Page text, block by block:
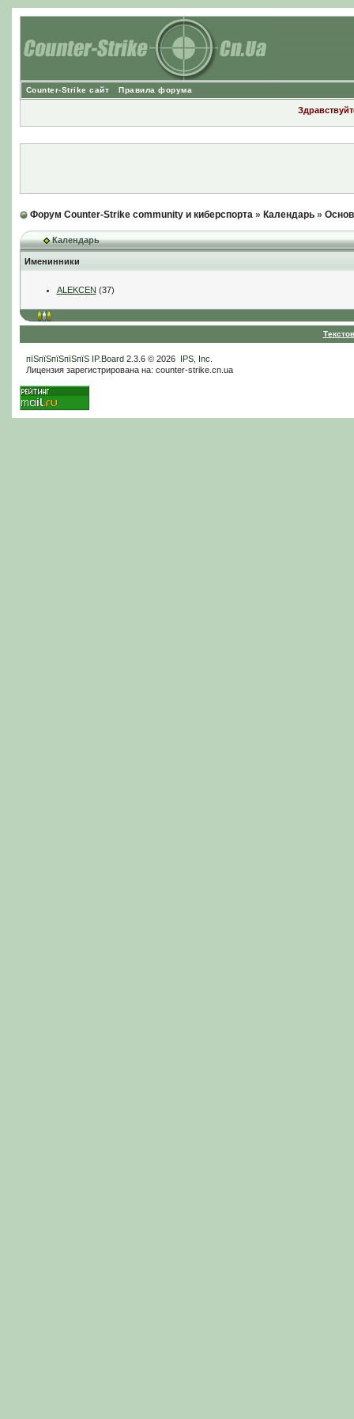
Counter-Strike сайт Правила форума
Форум Counter-Strike community и киберспорта» Календарь»
Календарь
Именинники
ALEKCEN (37)
пїЅпїЅпїЅпїЅпїЅ IP.Board2.3.6 © 2026 IPS, Inc
Лицензия зарегистрирована на: counter-strike.cn.ua